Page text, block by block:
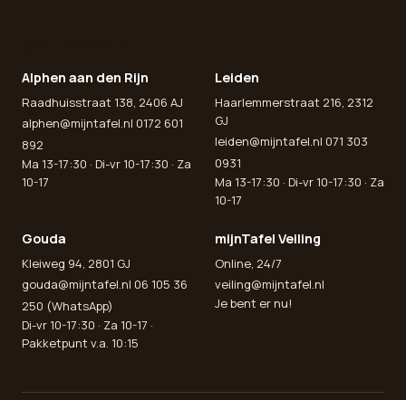
Alphen aan den Rijn
Raadhuisstraat 138, 2406 AJ
alphen@mijntafel.nl 0172 601
892
Ma 13-17:30 · Di-vr 10-17:30 · Za
10-17
Leiden
Haarlemmerstraat 216, 2312
GJ
leiden@mijntafel.nl 071 303
0931
Ma 13-17:30 · Di-vr 10-17:30 · Za
10-17
Gouda
Kleiweg 94, 2801 GJ
gouda@mijntafel.nl 06 105 36
250 (WhatsApp)
Di-vr 10-17:30 · Za 10-17 ·
Pakketpunt v.a. 10:15
mijnTafel Veiling
Online, 24/7
veiling@mijntafel.nl
Je bent er nu!